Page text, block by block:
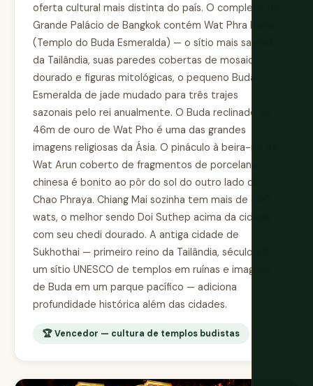
oferta cultural mais distinta do país. O complexo do
Grande Palácio de Bangkok contém Wat Phra Kaew
(Templo do Buda Esmeralda) — o sítio mais sagrado
da Tailândia, suas paredes cobertas de mosaico
dourado e figuras mitológicas, o pequeno Buda
Esmeralda de jade mudado para três trajes
sazonais pelo rei anualmente. O Buda reclinado de
46m de ouro de Wat Pho é uma das grandes
imagens religiosas da Ásia. O pináculo à beira-rio de
Wat Arun coberto de fragmentos de porcelana
chinesa é bonito ao pôr do sol do outro lado do
Chao Phraya. Chiang Mai sozinha tem mais de 300
wats, o melhor sendo Doi Suthep acima da cidade
com seu chedi dourado. A antiga cidade de
Sukhothai — primeiro reino da Tailândia, século XIII,
um sítio UNESCO de templos em ruínas e imagens
de Buda em um parque pacífico — adiciona
profundidade histórica além das cidades.
🏆 Vencedor — cultura de templos budistas